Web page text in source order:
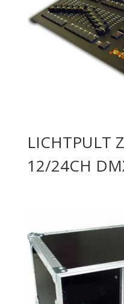
LICHTPULT
12/24CH